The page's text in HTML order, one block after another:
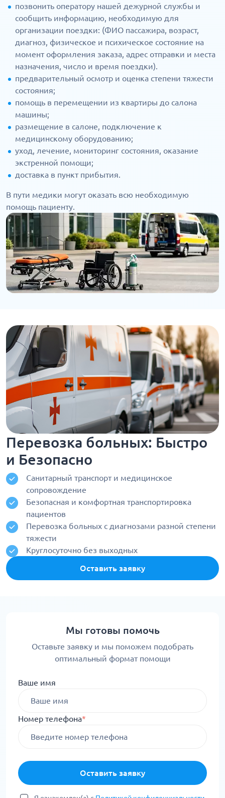
позвонить оператору нашей дежурной службы и
сообщить информацию, необходимую для
организации поездки: (ФИО пассажира, возраст,
диагноз, физическое и психическое состояние на
момент оформления заказа, адрес отправки и места
назначения, число и время поездки).
предварительный осмотр и оценка степени тяжести
состояния;
помощь в перемещении из квартиры до салона
машины;
размещение в салоне, подключение к
медицинскому оборудованию;
уход, лечение, мониторинг состояния, оказание
экстренной помощи;
доставка в пункт прибытия.
В пути медики могут оказать всю необходимую
помощь пациенту.
Перевозка больных: Быстро
и Безопасно
Санитарный транспорт и медицинское
сопровождение
Безопасная и комфортная транспортировка
пациентов
Перевозка больных с диагнозами разной степени
тяжести
Круглосуточно без выходных
Оставить заявку
Мы готовы помочь
Оставьте заявку и мы поможем подобрать
оптимальный формат помощи
Ваше имя
Номер телефона*
Оставить заявку